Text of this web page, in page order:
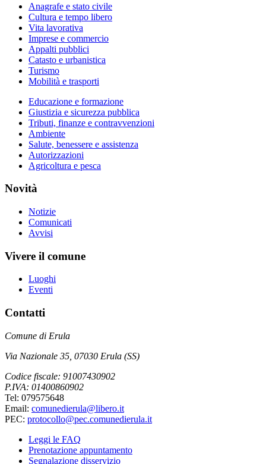
Anagrafe e stato civile
Cultura e tempo libero
Vita lavorativa
Imprese e commercio
Appalti pubblici
Catasto e urbanistica
Turismo
Mobilità e trasporti
Educazione e formazione
Giustizia e sicurezza pubblica
Tributi, finanze e contravvenzioni
Ambiente
Salute, benessere e assistenza
Autorizzazioni
Agricoltura e pesca
Novità
Notizie
Comunicati
Avvisi
Vivere il comune
Luoghi
Eventi
Contatti
Comune di Erula
Via Nazionale 35, 07030 Erula (SS)
Codice fiscale: 91007430902
P.IVA: 01400860902
Tel: 079575648
Email: comunedierula@libero.it
PEC: protocollo@pec.comunedierula.it
Leggi le FAQ
Prenotazione appuntamento
Segnalazione disservizio